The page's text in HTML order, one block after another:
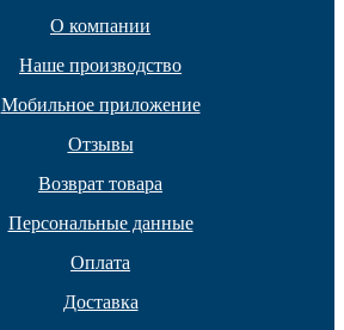
О компании
Наше производство
Мобильное приложение
Отзывы
Возврат товара
Персональные данные
Оплата
Доставка